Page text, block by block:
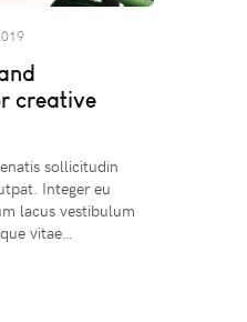
creative
sollicitudin
Integer eu
lacus vestibulum
vitae…